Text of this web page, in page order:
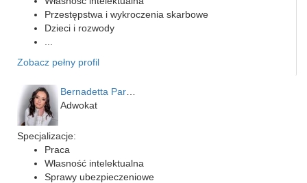
Przestępstwa i wykroczenia skarbowe
Dzieci i rozwody
Zobacz pełny profil
Adwokat
Specjalizacje:
Praca
Własność intelektualna
Sprawy ubezpieczeniowe